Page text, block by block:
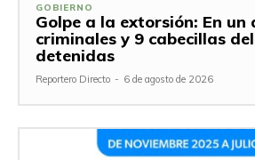
GOBIERNO
Golpe a la extorsión: En un
criminales y 9 cabecillas
detenidas
Reportero Directo - 6 de agosto de 2026